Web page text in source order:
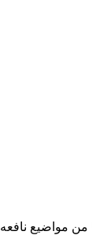
من مواضيع نافعه